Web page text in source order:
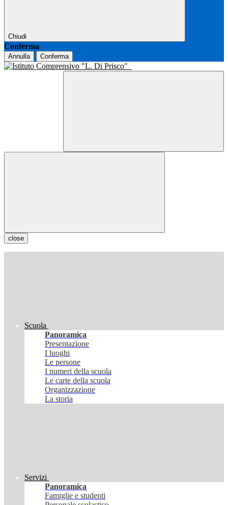
Chiudi
Conferma
Annulla Conferma
close
Scuola
Panoramica
Presentazione
I luoghi
Le persone
I numeri della scuola
Le carte della scuola
Organizzazione
La storia
Servizi
Panoramica
Famiglie e studenti